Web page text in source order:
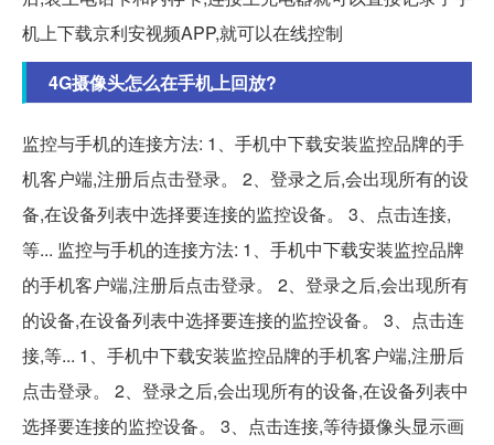
机上下载京利安视频APP,就可以在线控制
4G摄像头怎么在手机上回放?
监控与手机的连接方法: 1、手机中下载安装监控品牌的手
机客户端,注册后点击登录。 2、登录之后,会出现所有的设
备,在设备列表中选择要连接的监控设备。 3、点击连接,
等... 监控与手机的连接方法: 1、手机中下载安装监控品牌
的手机客户端,注册后点击登录。 2、登录之后,会出现所有
的设备,在设备列表中选择要连接的监控设备。 3、点击连
接,等... 1、手机中下载安装监控品牌的手机客户端,注册后
点击登录。 2、登录之后,会出现所有的设备,在设备列表中
选择要连接的监控设备。 3、点击连接,等待摄像头显示画